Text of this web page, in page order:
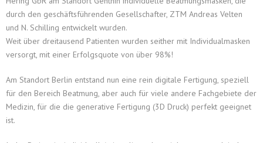
durch den geschäftsführenden Gesellschafter, ZTM Andreas Velten
und N. Schilling entwickelt wurden.
Weit über dreitausend Patienten wurden seither mit Individualmasken
versorgt, mit einer Erfolgsquote von über 98%!
Am Standort Berlin entstand nun eine rein digitale Fertigung, speziell
für den Bereich Beatmung, aber auch für viele andere Fachgebiete der
Medizin, für die die generative Fertigung (3D Druck) perfekt geeignet
ist.